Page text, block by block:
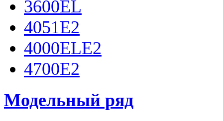
3600EL
4051Е2
4000ELE2
4700Е2
Модельный ряд